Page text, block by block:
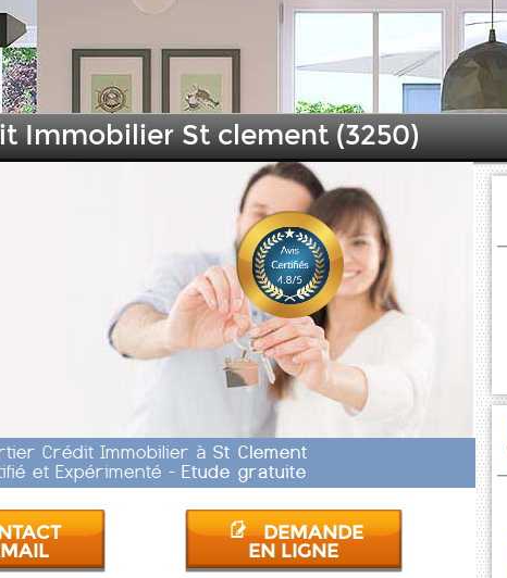
Immobilier St clement (3250)
Crédit Immobilier à St Clement
et Expérimenté -Etude gratuite
DEMANDE
EN LIGNE
150 000 euros